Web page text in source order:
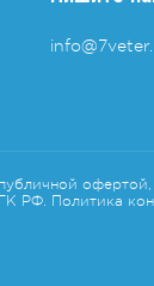
офертой,
РФ. Политика